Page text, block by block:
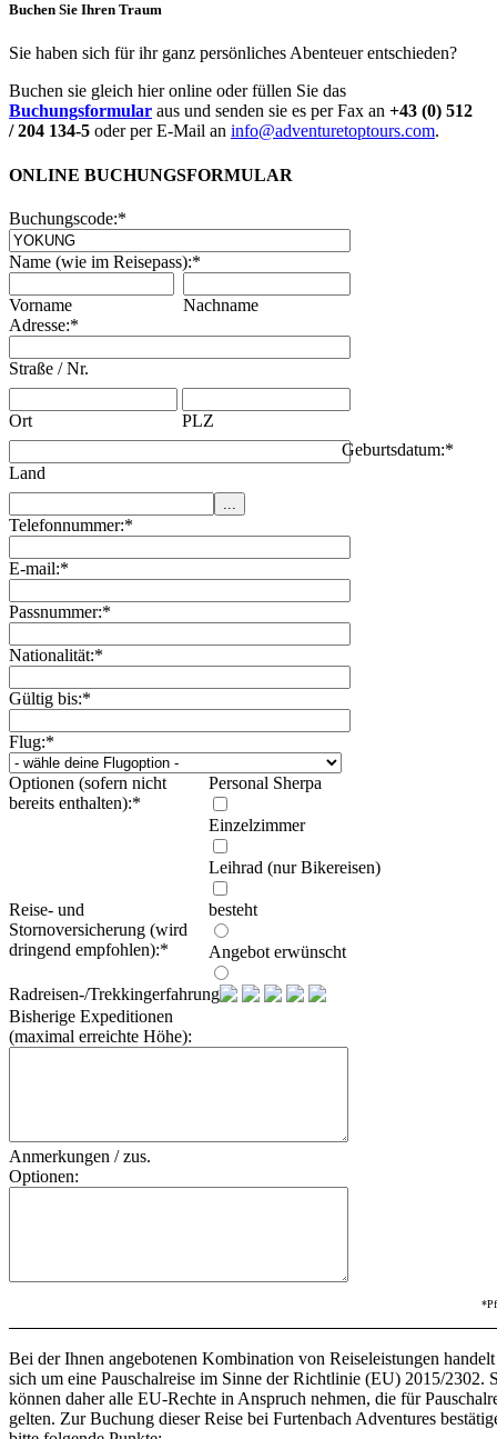
Buchen Sie Ihren Traum
Sie haben sich für ihr ganz persönliches Abenteuer entschieden?
Buchen sie gleich hier online oder füllen Sie das
Buchungsformular aus und senden sie es per Fax an +43 (0) 512
/ 204 134-5 oder per E-Mail an info@adventuretoptours.com.
ONLINE BUCHUNGSFORMULAR
Buchungscode:*
Name (wie im Reisepass):*
Vorname
Nachname
Adresse:*
Straße / Nr.
Ort PLZ
Land
Geburtsdatum:*
Telefonnummer:*
E-mail:*
Passnummer:*
Nationalität:*
Gültig bis:*
Flug:*
Optionen (sofern nicht
bereits enthalten):*
Personal Sherpa
Einzelzimmer
Leihrad (nur Bikereisen)
Reise- und
Stornoversicherung (wird
dringend empfohlen):*
besteht
Angebot erwünscht
Radreisen-/Trekkingerfahrung:
Bisherige Expeditionen
(maximal erreichte Höhe):
Anmerkungen / zus.
Optionen:
Bei der Ihnen angebotenen Kombination von Reiseleistungen handelt
sich um eine Pauschalreise im Sinne der Richtlinie (EU) 2015/2302.
können daher alle EU-Rechte in Anspruch nehmen, die für
gelten. Zur Buchung dieser Reise bei Furtenbach Adventures